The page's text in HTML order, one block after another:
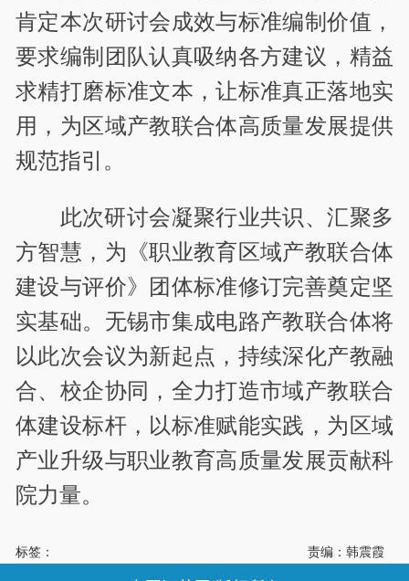
肯定本次研讨会成效与标准编制价值，
要求编制团队认真吸纳各方建议，精益
求精打磨标准文本，让标准真正落地实
用，为区域产教联合体高质量发展提供
规范指引。
此次研讨会凝聚行业共识、汇聚多
方智慧，为《职业教育区域产教联合体
建设与评价》团体标准修订完善奠定坚
实基础。无锡市集成电路产教联合体将
以此次会议为新起点，持续深化产教融
合、校企协同，全力打造市域产教联合
体建设标杆，以标准赋能实践，为区域
产业升级与职业教育高质量发展贡献科
院力量。
标签： 责编：韩震霞